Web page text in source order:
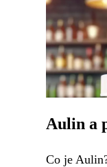
Aulin a
Co je